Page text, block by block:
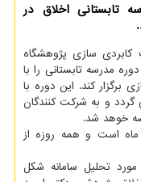
تابستانی اخلاق در
کابردی سازی پژوهشگاه
مدرسه تابستانی را با
کند. این دوره با
و به شرکت کنندگان
خوهد شد.
این دوره ۲۲ تا ۲۵ شهریور ماه است و همه روزه از
تحلیل سامانه شکل